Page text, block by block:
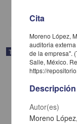
Trabajo de grado
Cita
Moreno López,
auditoria
de la empresa".
Salle, México.
https://
Autor(es)
Moreno